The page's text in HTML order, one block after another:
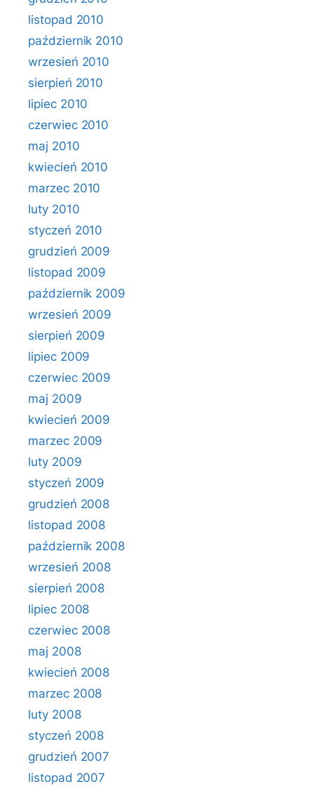
listopad 2010
październik 2010
wrzesień 2010
sierpień 2010
lipiec 2010
czerwiec 2010
maj 2010
kwiecień 2010
marzec 2010
luty 2010
styczeń 2010
grudzień 2009
listopad 2009
październik 2009
wrzesień 2009
sierpień 2009
lipiec 2009
czerwiec 2009
maj 2009
kwiecień 2009
marzec 2009
luty 2009
styczeń 2009
grudzień 2008
listopad 2008
październik 2008
wrzesień 2008
sierpień 2008
lipiec 2008
czerwiec 2008
maj 2008
kwiecień 2008
marzec 2008
luty 2008
styczeń 2008
grudzień 2007
listopad 2007